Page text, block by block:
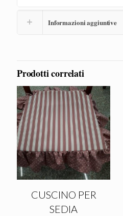
Informazioni aggiuntive
Prodotti correlati
CUSCINO PER
SEDIA